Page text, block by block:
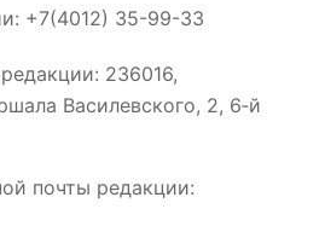
+7(4012) 35-99-33
236016,
Василевского, 2, 6‑й
почты редакции: